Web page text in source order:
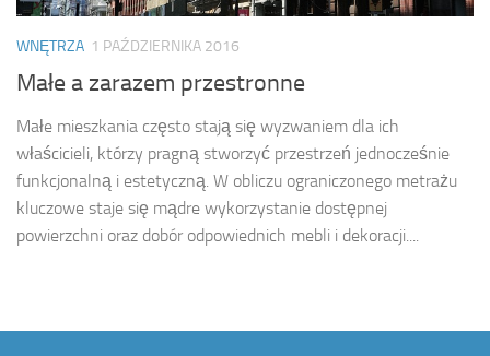
WNĘTRZA 1 PAŹDZIERNIKA 2016
Małe a zarazem przestronne
Małe mieszkania często stają się wyzwaniem dla ich
właścicieli, którzy pragną stworzyć przestrzeń jednocześnie
funkcjonalną i estetyczną. W obliczu ograniczonego metrażu
kluczowe staje się mądre wykorzystanie dostępnej
powierzchni oraz dobór odpowiednich mebli i dekoracji....